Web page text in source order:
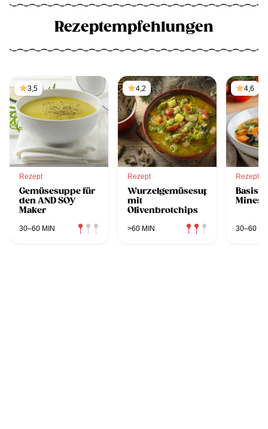
Rezeptempfehlungen
3,5
Rezept
Gemüsesuppe für
den AND SOY
Maker
30–60 MIN
4,2
Rezept
Wurzelgemüsesuppe
mit
Olivenbrotchips
>60 MIN
4,6
Rezept
30–60